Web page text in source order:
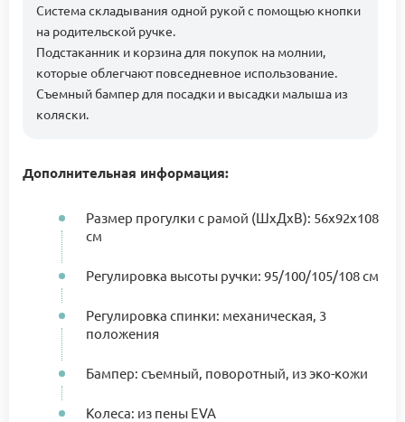
Система складывания одной рукой с помощью кнопки
на родительской ручке.
Подстаканник и корзина для покупок на молнии,
которые облегчают повседневное использование.
Съемный бампер для посадки и высадки малыша из
коляски.
Дополнительная информация:
Размер прогулки с рамой (ШхДхВ): 56х92х108
см
Регулировка высоты ручки: 95/100/105/108 см
Регулировка спинки: механическая, 3
положения
Бампер: съемный, поворотный, из эко-кожи
Колеса: из пены EVA